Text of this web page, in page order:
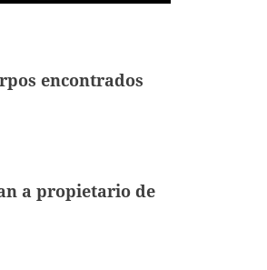
encontrados
a propietario de